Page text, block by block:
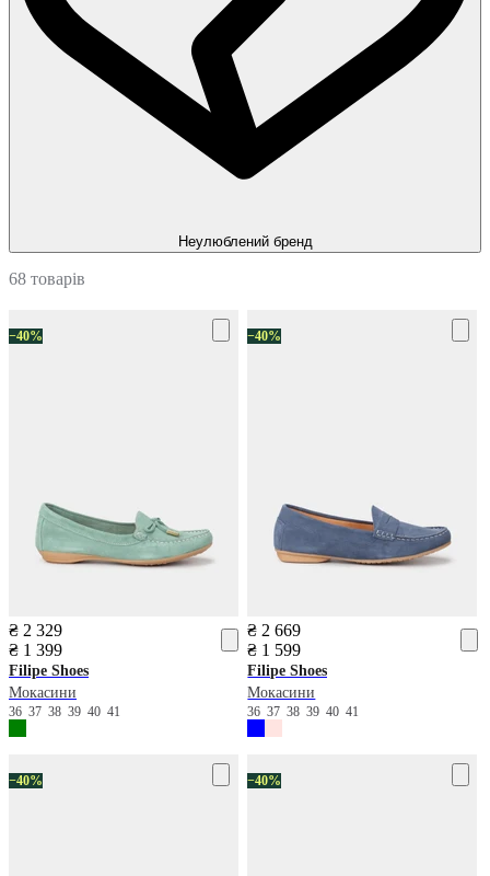
Неулюблений бренд
68 товарів
−40%
₴ 2 329
₴ 1 399
Filipe Shoes
Мокасини
36 37 38 39 40 41
−40%
₴ 2 669
₴ 1 599
Filipe Shoes
Мокасини
363738394041
−40% −40%